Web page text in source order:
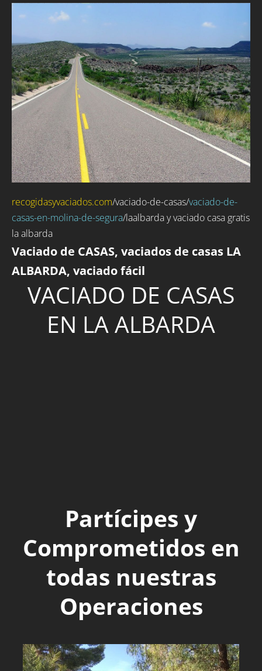
recogidasyvaciados.com/vaciado-de-casas/vaciado-de-
casas-en-molina-de-segura/laalbarda y vaciado casa gratis
la albarda
Vaciado de CASAS, vaciados de casas LA
ALBARDA, vaciado fácil
VACIADO DE CASAS
EN LA ALBARDA
Partícipes y
Comprometidos en
todas nuestras
Operaciones